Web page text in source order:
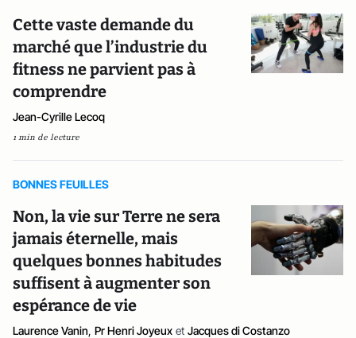
Cette vaste demande du
marché que l’industrie du
fitness ne parvient pas à
comprendre
Jean-Cyrille Lecoq
1 min de lecture
BONNES FEUILLES
Non, la vie sur Terre ne sera
jamais éternelle, mais
quelques bonnes habitudes
suffisent à augmenter son
espérance de vie
Laurence Vanin, Pr Henri Joyeux et Jacques di Costanzo